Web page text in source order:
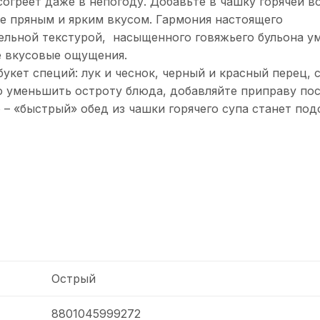
и ярким вкусом. Гармония настоящего
текстурой, насыщенного говяжьего бульона
вкусовые ощущения.
специй: лук и чеснок, черный и красный перец,
остроту блюда, добавляйте приправу
«быстрый» обед из чашки горячего супа станет
Острый
8801045999272